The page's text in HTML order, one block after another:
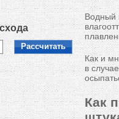
Рассчитать
Водный
Как и
в
Как